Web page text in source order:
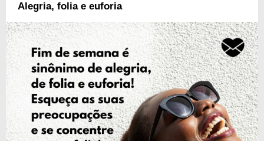
Alegria, folia e euforia